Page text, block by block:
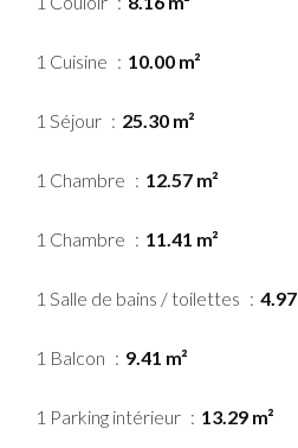
1 Cuisine 10.00 m²
1 Séjour 25.30 m²
1 Chambre 12.57 m²
1 Chambre 11.41 m²
1 Salle de bains / toilettes 4.97
1 Balcon 9.41 m²
1 Parking intérieur 13.29 m²